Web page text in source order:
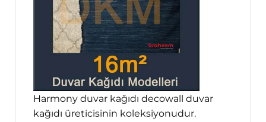
Harmony duvar kağıdı decowall duvar
kağıdı üreticisinin koleksiyonudur.